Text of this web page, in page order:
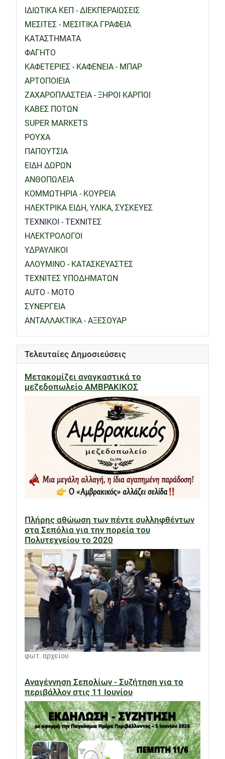
ΙΔΙΩΤΙΚΑ ΚΕΠ - ΔΙΕΚΠΕΡΑΙΩΣΕΙΣ
ΜΕΣΙΤΕΣ - ΜΕΣΙΤΙΚΑ ΓΡΑΦΕΙΑ
ΚΑΤΑΣΤΗΜΑΤΑ
ΦΑΓΗΤΟ
ΚΑΦΕΤΕΡΙΕΣ - ΚΑΦΕΝΕΙΑ - ΜΠΑΡ
ΑΡΤΟΠΟΙΕΙΑ
ΖΑΧΑΡΟΠΛΑΣΤΕΙΑ - ΞΗΡΟΙ ΚΑΡΠΟΙ
ΚΑΒΕΣ ΠΟΤΩΝ
SUPER MARKETS
ΡΟΥΧΑ
ΠΑΠΟΥΤΣΙΑ
ΕΙΔΗ ΔΩΡΩΝ
ΑΝΘΟΠΩΛΕΙΑ
ΚΟΜΜΩΤΗΡΙΑ - ΚΟΥΡΕΙΑ
ΗΛΕΚΤΡΙΚΑ ΕΙΔΗ, ΥΛΙΚΑ, ΣΥΣΚΕΥΕΣ
ΤΕΧΝΙΚΟΙ - ΤΕΧΝΙΤΕΣ
ΗΛΕΚΤΡΟΛΟΓΟΙ
ΥΔΡΑΥΛΙΚΟΙ
ΑΛΟΥΜΙΝΟ - ΚΑΤΑΣΚΕΥΑΣΤΕΣ
ΤΕΧΝΙΤΕΣ ΥΠΟΔΗΜΑΤΩΝ
AUTO - MOTO
ΣΥΝΕΡΓΕΙΑ
ΑΝΤΑΛΛΑΚΤΙΚΑ - ΑΞΕΣΟΥΑΡ
Τελευταίες Δημοσιεύσεις
Μετακομίζει αναγκαστικά το
μεζεδοπωλείο ΑΜΒΡΑΚΙΚΟΣ
Πλήρης αθώωση των πέντε συλληφθέντων
στα Σεπόλια για την πορεία του
Πολυτεχνείου το 2020
φωτ. αρχείου
Αναγέννηση Σεπολίων - Συζήτηση για το
περιβάλλον στις 11 Ιουνίου